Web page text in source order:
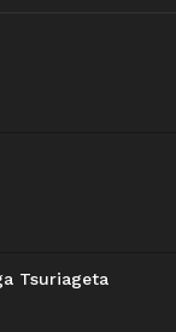
Tsuriageta